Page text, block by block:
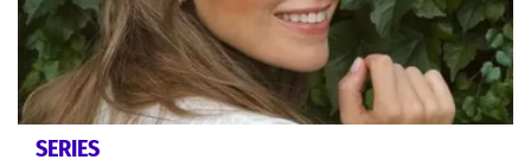
SERIES